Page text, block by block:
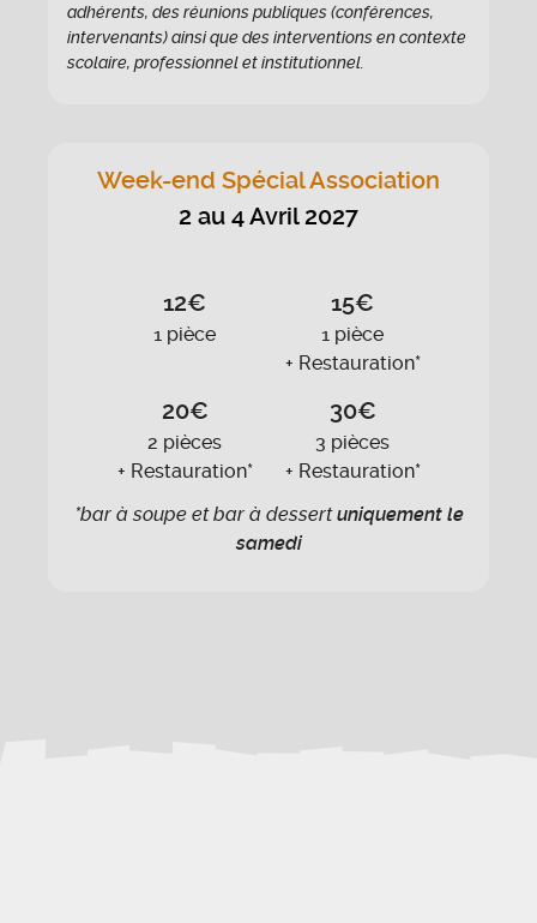
adhérents, des réunions publiques (conférences,
intervenants) ainsi que des interventions en contexte
scolaire, professionnel et institutionnel.
Week-end Spécial Association
2 au 4 Avril 2027
12€
1 pièce
15€
1 pièce
+ Restauration*
20€
2 pièces
+ Restauration*
30€
3 pièces
+ Restauration*
*bar à soupe et bar à dessertuniquement le
samedi